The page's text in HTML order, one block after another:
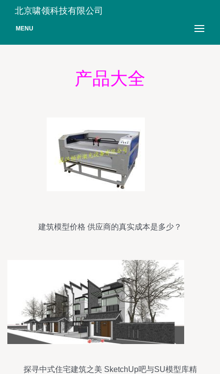
北京啸领科技有限公司
MENU
产品大全
建筑模型价格 供应商的真实成本是多少？
探寻中式住宅建筑之美 SketchUp吧与SU模型库精